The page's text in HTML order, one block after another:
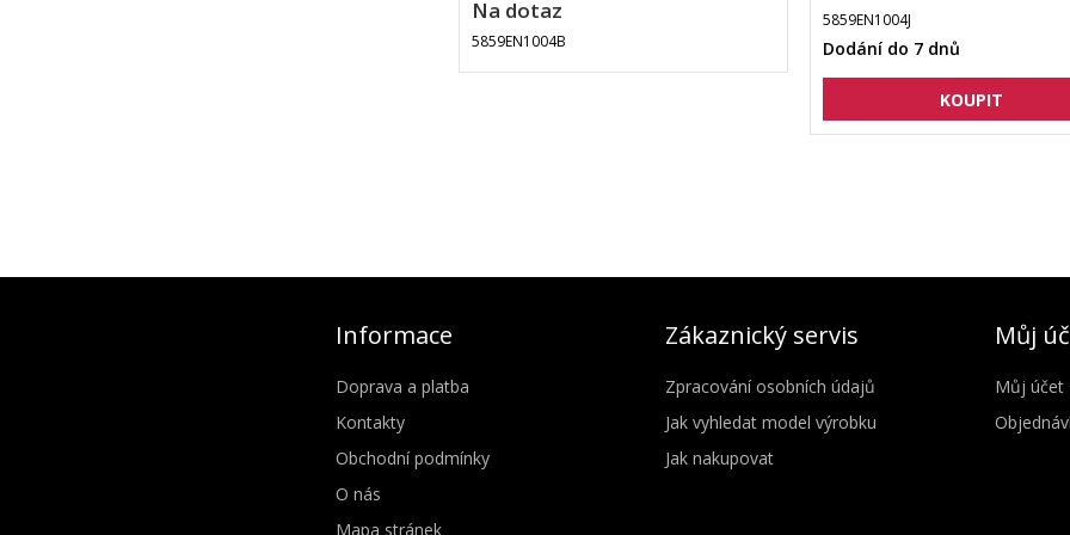
Na dotaz
5859EN1004B
5859EN1004J
Dodání do 7 dnů
Informace
Doprava a platba
Kontakty
Obchodní podmínky
O nás
Mapa stránek
Zákaznický servis
Zpracování osobních údajů
Jak vyhledat model výrobku
Jak nakupovat
Můj
Můj účet